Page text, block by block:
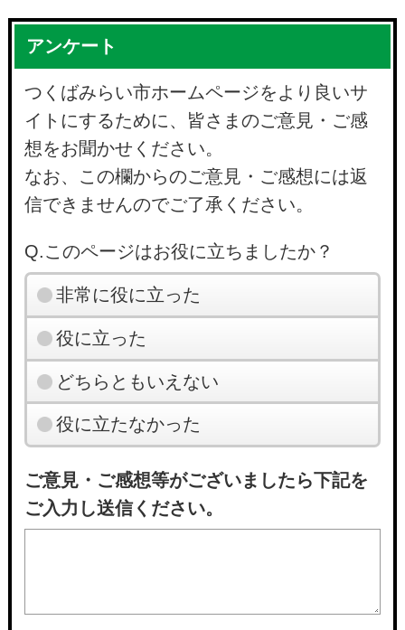
アンケート
つくばみらい市ホームページをより良いサ
イトにするために、皆さまのご意見・ご感
想をお聞かせください。
なお、この欄からのご意見・ご感想には返
信できませんのでご了承ください。
Q.このページはお役に立ちましたか？
非常に役に立った
役に立った
どちらともいえない
役に立たなかった
ご意見・ご感想等がございましたら下記を
ご入力し送信ください。